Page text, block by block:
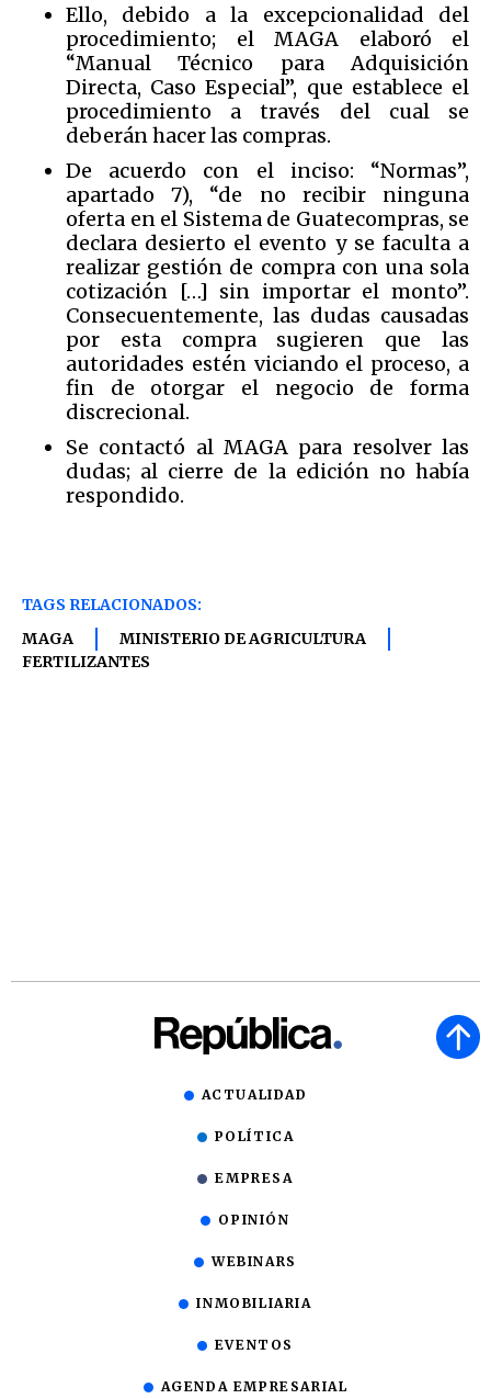
Ello, debido a la excepcionalidad del
procedimiento; el MAGA elaboró el
“Manual Técnico para Adquisición
Directa, Caso Especial”, que establece el
procedimiento a través del cual se
deberán hacer las compras.
De acuerdo con el inciso: “Normas”,
apartado 7), “de no recibir ninguna
oferta en el Sistema de Guatecompras, se
declara desierto el evento y se faculta a
realizar gestión de compra con una sola
cotización […] sin importar el monto”.
Consecuentemente, las dudas causadas
por esta compra sugieren que las
autoridades estén viciando el proceso, a
fin de otorgar el negocio de forma
discrecional.
Se contactó al MAGA para resolver las
dudas; al cierre de la edición no había
respondido.
TAGS RELACIONADOS:
MAGA
MINISTERIO DE AGRICULTURA
FERTILIZANTES
ACTUALIDAD
POLÍTICA
EMPRESA
OPINIÓN
WEBINARS
INMOBILIARIA
EVENTOS
AGENDA EMPRESARIAL